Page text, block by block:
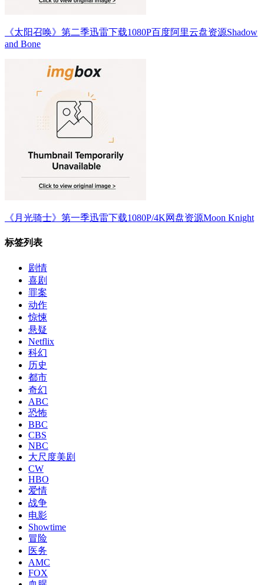
《太阳召唤》第二季迅雷下载1080P百度阿里云盘资源Shadow
and Bone
《月光骑士》第一季迅雷下载1080P/4K网盘资源Moon Knight
标签列表
剧情
喜剧
罪案
动作
惊悚
悬疑
Netflix
科幻
历史
都市
奇幻
ABC
恐怖
BBC
CBS
NBC
大尺度美剧
CW
HBO
爱情
战争
电影
Showtime
冒险
医务
AMC
FOX